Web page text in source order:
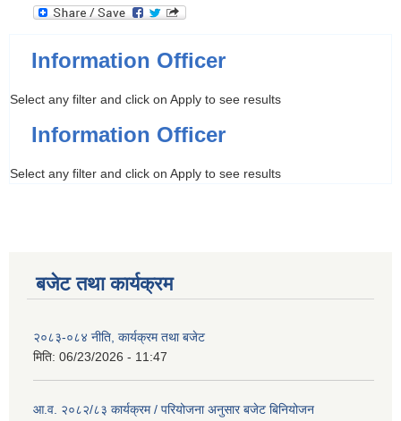
Information Officer
Select any filter and click on Apply to see results
Information Officer
Select any filter and click on Apply to see results
बजेट तथा कार्यक्रम
२०८३-०८४ नीति, कार्यक्रम तथा बजेट
मिति: 06/23/2026 - 11:47
आ.व. २०८२/८३ कार्यक्रम / परियोजना अनुसार बजेट बिनियोजन